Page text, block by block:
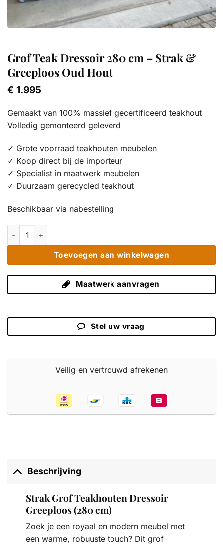
Grof Teak Dressoir 280 cm – Strak &
Greeploos Oud Hout
€ 1.995
Gemaakt van 100% massief gecertificeerd teakhout
Volledig gemonteerd geleverd
✓ Grote voorraad teakhouten meubelen
✓ Koop direct bij de importeur
✓ Specialist in maatwerk meubelen
✓ Duurzaam gerecycled teakhout
Beschikbaar via nabestelling
Grof Teak Dressoir 280 cm - Strak & Greeploos Oud Hout
Toevoegen aan winkelwagen
Maatwerk aanvragen
Stel uw vraag
Veilig en vertrouwd afrekenen
Beschrijving
Strak Grof Teakhouten Dressoir
Greeploos (280 cm)
Zoek je een royaal en modern meubel met
een warme, robuuste touch? Dit grof